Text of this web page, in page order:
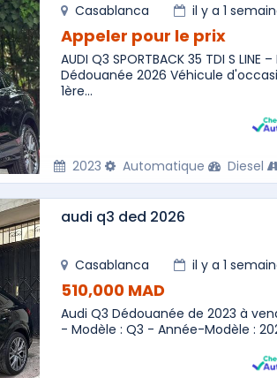
Casablanca il y a 1
Appeler pour le prix
AUDI Q3 SPORTBACK 35 TDI S LINE
Dédouanée 2026 Véhicule
1ère...
2023 Automatique Diesel
audi q3 ded 2026
Casablanca il y a 1
510,000 MAD
Audi Q3 Dédouanée de 2023 à
- Modèle : Q3 - Année-Modèle :